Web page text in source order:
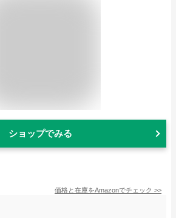
ショップでみる
価格と在庫をAmazonでチェック >>